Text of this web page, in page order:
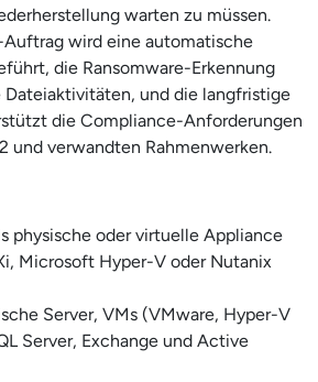
warten zu müssen.
wird eine automatische
die Ransomware-Erkennung
und die langfristige
die Compliance-Anforderungen
und verwandten Rahmenwerken.
physische oder virtuelle Appliance
Microsoft Hyper-V oder Nutanix
Server, VMs (VMware, Hyper-V
Server, Exchange und Active